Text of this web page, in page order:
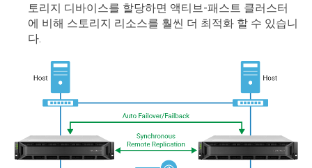
토리지 디바이스를 할당하면 액티브-패스트 클러스터
에 비해 스토리지 리소스를 훨씬 더 최적화 할 수 있습니
다.